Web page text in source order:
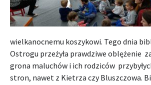
wielkanocnemu koszykowi. Tego dnia
Ostrogu przeżyła prawdziwe oblężenie
grona maluchów i ich rodziców
stron, nawet z Kietrza czy Bluszczowa.